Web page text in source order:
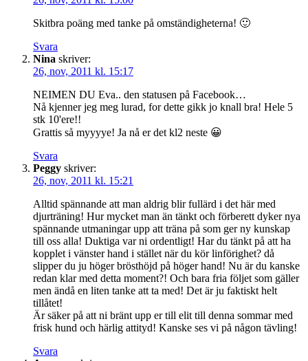
Skitbra poäng med tanke på omständigheterna! 🙂
Svara
Nina skriver:
26, nov, 2011 kl. 15:17
NEIMEN DU Eva.. den statusen på Facebook…
Nå kjenner jeg meg lurad, for dette gikk jo knall bra! Hele 5
stk 10'ere!!
Grattis så myyyye! Ja nå er det kl2 neste 😀
Svara
Peggy skriver:
26, nov, 2011 kl. 15:21
Alltid spännande att man aldrig blir fullärd i det här med
djurträning! Hur mycket man än tänkt och förberett dyker nya
spännande utmaningar upp att träna på som ger ny kunskap
till oss alla! Duktiga var ni ordentligt! Har du tänkt på att ha
kopplet i vänster hand i stället när du kör linförighet? då
slipper du ju höger brösthöjd på höger hand! Nu är du kanske
redan klar med detta moment?! Och bara fria följet som gäller
men ändå en liten tanke att ta med! Det är ju faktiskt helt
tillåtet!
Är säker på att ni bränt upp er till elit till denna sommar med
frisk hund och härlig attityd! Kanske ses vi på någon tävling!
Svara